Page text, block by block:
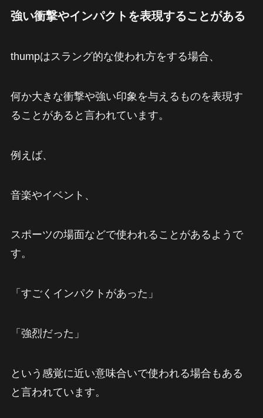
強い衝撃やインパクトを表現することがある
thumpはスラング的な使われ方をする場合、
何か大きな衝撃や強い印象を与えるものを表現す
ることがあると言われています。
例えば、
音楽やイベント、
スポーツの場面などで使われることがあるようで
す。
「すごくインパクトがあった」
「強烈だった」
という感覚に近い意味合いで使われる場合もある
と言われています。